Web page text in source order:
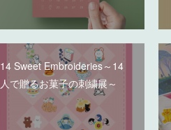
14 Sweet Embroideries～14
人で贈るお菓子の刺繍展～